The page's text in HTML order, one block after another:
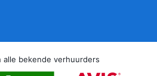
alle bekende verhuurders